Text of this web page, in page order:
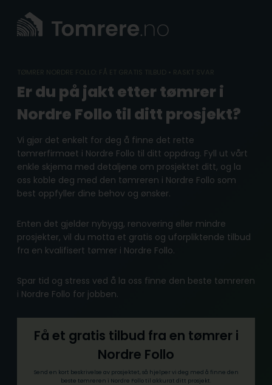
content
TØMRER NORDRE FOLLO: FÅ ET GRATIS TILBUD • RASKT SVAR
Er du på jakt etter tømrer i
Nordre Follo til ditt prosjekt?
Vi gjør det enkelt for deg å finne det rette
tømrerfirmaet i Nordre Follo til ditt oppdrag. Fyll ut vårt
enkle skjema med detaljene om prosjektet ditt, og la
oss koble deg med den tømreren i Nordre Follo som
best oppfyller dine behov og ønsker.
Enten det gjelder nybygg, renovering eller mindre
prosjekter, vil du motta et gratis og uforpliktende tilbud
fra en kvalifisert tømrer i Nordre Follo.
Spar tid og stress ved å la oss finne den beste tømreren
i Nordre Follo for jobben.
Få et gratis tilbud fra en tømrer i
Nordre Follo
Send en kort beskrivelse av prosjektet, så hjelper vi deg med å finne den
beste tømreren i Nordre Follo til akkurat ditt prosjekt.